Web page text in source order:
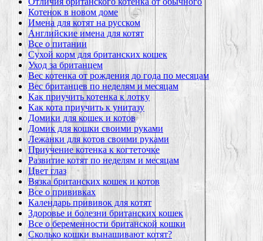
Котенок в новом доме
Имена для котят на русском
Английские имена для котят
Все о питании
Сухой корм для британских кошек
Уход за британцем
Вес котенка от рождения до года по месяцам
Вес британцев по неделям и месяцам
Как приучить котенка к лотку
Как кота приучить к унитазу
Домики для кошек и котов
Домик для кошки своими руками
Лежанки для котов своими руками
Приучение котенка к когтеточке
Развитие котят по неделям и месяцам
Цвет глаз
Вязка британских кошек и котов
Все о прививках
Календарь прививок для котят
Здоровье и болезни британских кошек
Все о беременности британской кошки
Сколько кошки вынашивают котят?